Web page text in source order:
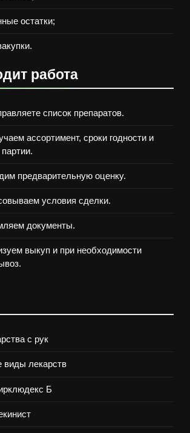
остатки;
работа
список препаратов.
ассортимент, сроки годности и
предварительную оценку.
условия сделки.
документы.
выкуп и при необходимости
с рук
виды лекарств
Б